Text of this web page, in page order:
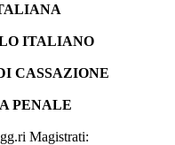
ITALIANO
CASSAZIONE
PENALE
Magistrati: